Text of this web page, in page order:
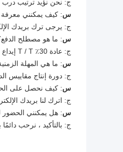
ج: نحن نؤيد ترتيب درب صغير من 1 قطعة
س: كيف يمكنني معرفة
ج: يرجى ترك بريدك
س: ما هو مصطلح
ج: عادة 30٪ T / T إيداع ، الدفع بالكامل قبل الشحن.
س: ما هي المهلة
ج: دورة إنتاج مقاييس الديناميات هي 6-8 أسابيع ، ودورة إنتاج أجهزة الاستشعار هي 2-3
س: كيف نحصل على
ج: اترك لنا بريدك
س: هل يمكنني الحضور
ج: بالتأكيد ، نرحب دائمًا